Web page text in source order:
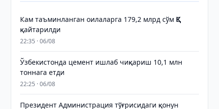
Кам таъминланган оилаларга 179,2 млрд сўм ҚҚС
қайтарилди
22:35 · 06/08
Ўзбекистонда цемент ишлаб чиқариш 10,1 млн
тоннага етди
22:25 · 06/08
Президент Администрация тўғрисидаги қонун